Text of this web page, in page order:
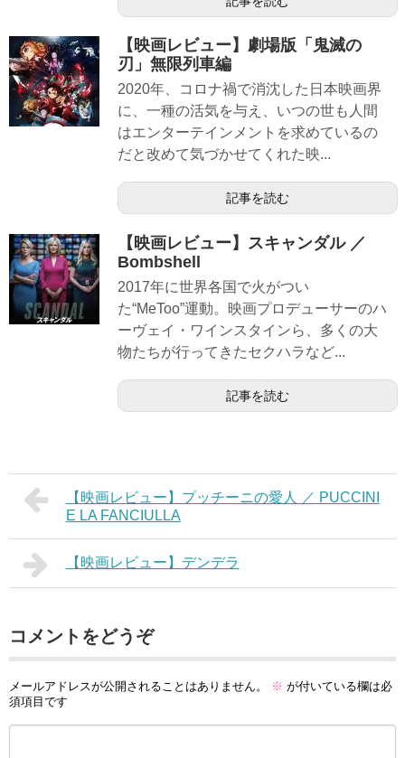
【映画レビュー】劇場版「鬼滅の
刃」無限列車編
2020年、コロナ禍で消沈した日本映画界
に、一種の活気を与え、いつの世も人間
はエンターテインメントを求めているの
だと改めて気づかせてくれた映...
記事を読む
【映画レビュー】スキャンダル ／
Bombshell
2017年に世界各国で火がつい
た“MeToo”運動。映画プロデューサーのハ
ーヴェイ・ワインスタインら、多くの大
物たちが行ってきたセクハラなど...
記事を読む
【映画レビュー】プッチーニの愛人 ／ PUCCINI
E LA FANCIULLA
【映画レビュー】デンデラ
コメントをどうぞ
メールアドレスが公開されることはありません。 ※ が付いている欄は必
須項目です